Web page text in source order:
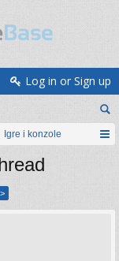
Log in or Sign up
Igre i konzole